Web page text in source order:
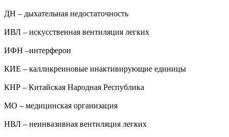
ДН – дыхательная недостаточность
ИВЛ – искусственная вентиляция легких
ИФН –интерферон
КИЕ – калликреиновые инактивирующие единицы
КНР – Китайская Народная Республика
МО – медицинская организация
НВЛ – неинвазивная вентиляция легких